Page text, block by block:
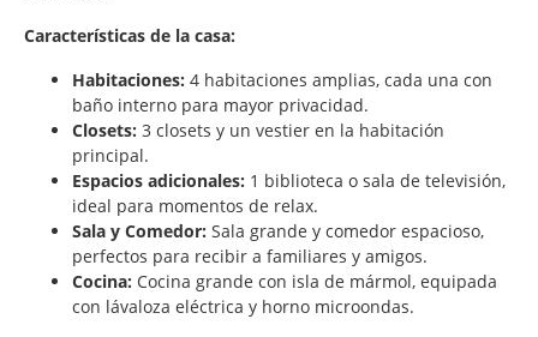
Características de la casa:
Habitaciones: 4 habitaciones amplias, cada una con
baño interno para mayor privacidad.
Closets: 3 closets y un vestier en la habitación
principal.
Espacios adicionales: 1 biblioteca o sala de televisión,
ideal para momentos de relax.
Sala y Comedor: Sala grande y comedor espacioso,
perfectos para recibir a familiares y amigos.
Cocina: Cocina grande con isla de mármol, equipada
con lávaloza eléctrica y horno microondas.